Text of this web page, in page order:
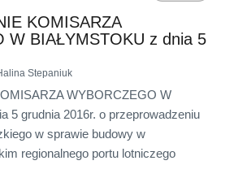
KOMISARZA
W BIAŁYMSTOKU z dnia 5
Stepaniuk
WYBORCZEGO W
5 grudnia 2016r. o przeprowadzeniu
w sprawie budowy w
regionalnego portu lotniczego